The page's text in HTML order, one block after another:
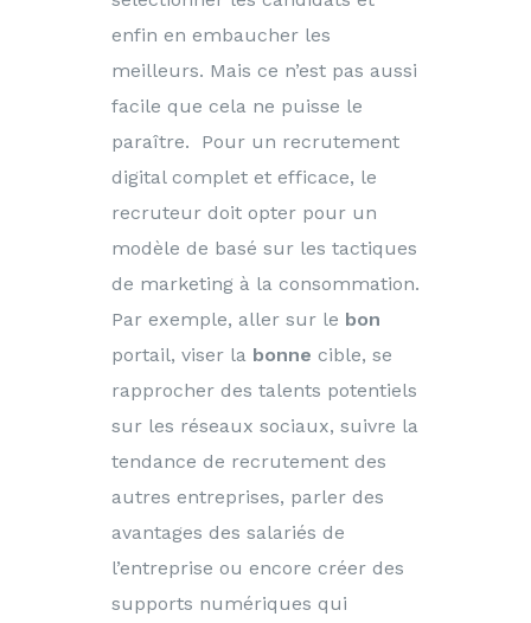
enfin en embaucher les
meilleurs. Mais ce n’est pas aussi
facile que cela ne puisse le
paraître. Pour un recrutement
digital complet et efficace, le
recruteur doit opter pour un
modèle de basé sur les tactiques
de marketing à la consommation.
Par exemple, aller sur le bon
portail, viser la bonne cible, se
rapprocher des talents potentiels
sur les réseaux sociaux, suivre la
tendance de recrutement des
autres entreprises, parler des
avantages des salariés de
l’entreprise ou encore créer des
supports numériques qui